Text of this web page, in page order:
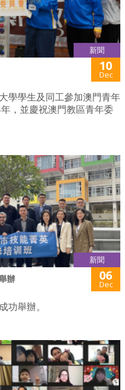
新聞
10
Dec
學學生及同工參加澳門青年
，並慶祝澳門教區青年委
新聞
辦 06
Dec
功舉辦。